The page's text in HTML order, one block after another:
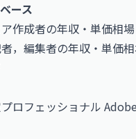
ース
作成者の年収・単価相場
，編集者の年収・単価
ロフェッショナル